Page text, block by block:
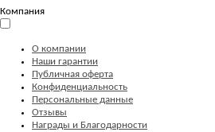
Компания
О компании
Наши гарантии
Публичная оферта
Конфиденциальность
Персональные данные
Отзывы
Награды и Благодарности